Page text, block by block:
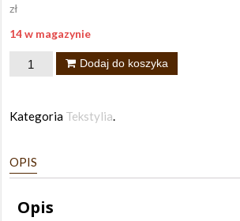
zł
14 w magazynie
ilość
sznur
Lola
Dodaj do koszyka
Kategoria Tekstylia.
OPIS
Opis